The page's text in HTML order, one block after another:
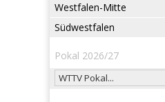
Westfalen-Mitte
Südwestfalen
Pokal 2026/27